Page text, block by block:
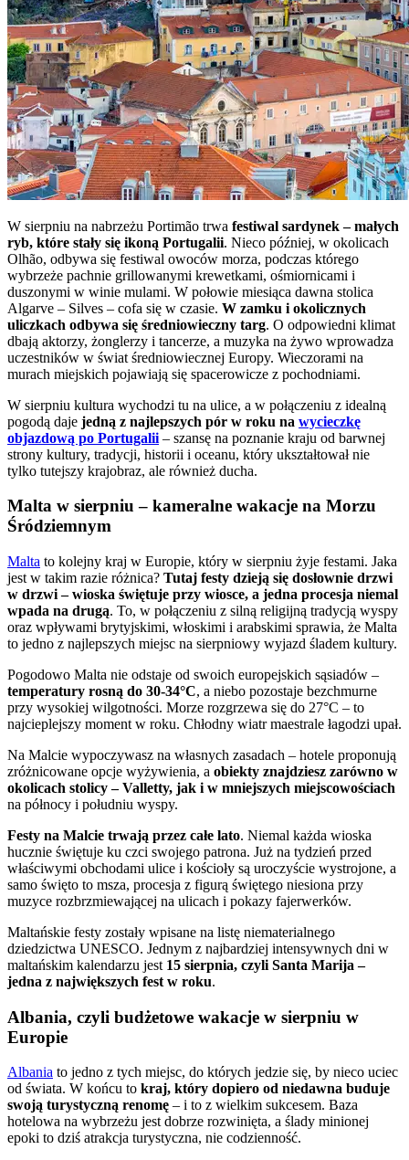
W sierpniu na nabrzeżu Portimão trwa festiwal sardynek – małych
ryb, które stały się ikoną Portugalii. Nieco później, w okolicach
Olhão, odbywa się festiwal owoców morza, podczas którego
wybrzeże pachnie grillowanymi krewetkami, ośmiornicami i
duszonymi w winie mulami. W połowie miesiąca dawna stolica
Algarve – Silves – cofa się w czasie. W zamku i okolicznych
uliczkach odbywa się średniowieczny targ. O odpowiedni klimat
dbają aktorzy, żonglerzy i tancerze, a muzyka na żywo wprowadza
uczestników w świat średniowiecznej Europy. Wieczorami na
murach miejskich pojawiają się spacerowicze z pochodniami.
W sierpniu kultura wychodzi tu na ulice, a w połączeniu z idealną
pogodą daje jedną z najlepszych pór w roku na wycieczkę
objazdową po Portugalii – szansę na poznanie kraju od barwnej
strony kultury, tradycji, historii i oceanu, który ukształtował nie
tylko tutejszy krajobraz, ale również ducha.
Malta w sierpniu – kameralne wakacje na Morzu
Śródziemnym
Malta to kolejny kraj w Europie, który w sierpniu żyje festami. Jaka
jest w takim razie różnica? Tutaj festy dzieją się dosłownie drzwi
w drzwi – wioska świętuje przy wiosce, a jedna procesja niemal
wpada na drugą. To, w połączeniu z silną religijną tradycją wyspy
oraz wpływami brytyjskimi, włoskimi i arabskimi sprawia, że Malta
to jedno z najlepszych miejsc na sierpniowy wyjazd śladem kultury.
Pogodowo Malta nie odstaje od swoich europejskich sąsiadów –
temperatury rosną do 30-34°C, a niebo pozostaje bezchmurne
przy wysokiej wilgotności. Morze rozgrzewa się do 27°C – to
najcieplejszy moment w roku. Chłodny wiatr maestrale łagodzi upał.
Na Malcie wypoczywasz na własnych zasadach – hotele proponują
zróżnicowane opcje wyżywienia, a obiekty znajdziesz zarówno w
okolicach stolicy – Valletty, jak i w mniejszych miejscowościach
na północy i południu wyspy.
Festy na Malcie trwają przez całe lato. Niemal każda wioska
hucznie świętuje ku czci swojego patrona. Już na tydzień przed
właściwymi obchodami ulice i kościoły są uroczyście wystrojone, a
samo święto to msza, procesja z figurą świętego niesiona przy
muzyce rozbrzmiewającej na ulicach i pokazy fajerwerków.
Maltańskie festy zostały wpisane na listę niematerialnego
dziedzictwa UNESCO. Jednym z najbardziej intensywnych dni w
maltańskim kalendarzu jest 15 sierpnia, czyli Santa Marija –
jedna z największych fest w roku.
Albania, czyli budżetowe wakacje w sierpniu w
Europie
Albania to jedno z tych miejsc, do których jedzie się, by nieco uciec
od świata. W końcu to kraj, który dopiero od niedawna buduje
swoją turystyczną renomę – i to z wielkim sukcesem. Baza
hotelowa na wybrzeżu jest dobrze rozwinięta, a ślady minionej
epoki to dziś atrakcja turystyczna, nie codzienność.